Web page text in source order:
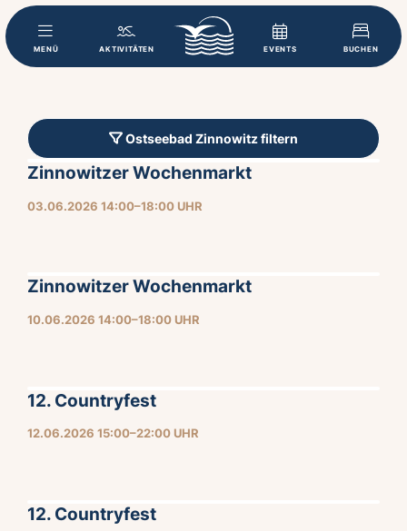
MENÜ AKTIVITÄTEN EVENTS BUCHEN
Ostseebad Zinnowitz filtern
03.06.2026 14:00–18:00 UHR
Zinnowitzer Wochenmarkt
10.06.2026 14:00–18:00 UHR
Zinnowitzer Wochenmarkt
12.06.2026 15:00–22:00 UHR
12. Countryfest
12. Countryfest